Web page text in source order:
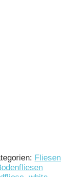
Fliesen